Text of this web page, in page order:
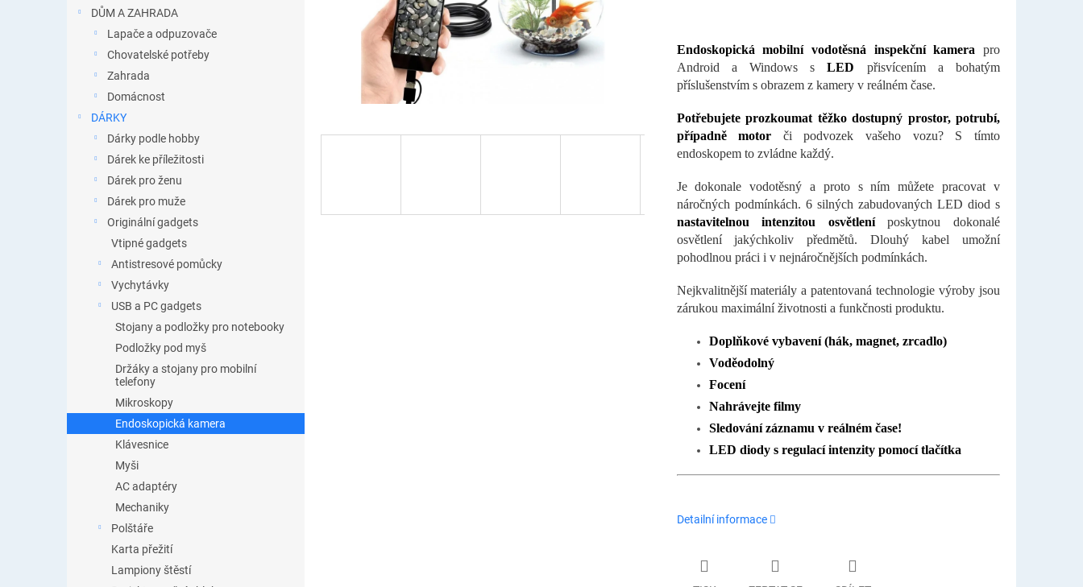
DŮM A ZAHRADA
Lapače a odpuzovače
Chovatelské potřeby
Zahrada
Domácnost
DÁRKY
Dárky podle hobby
Dárek ke příležitosti
Dárek pro ženu
Dárek pro muže
Originální gadgets
Vtipné gadgets
Antistresové pomůcky
Vychytávky
USB a PC gadgets
Stojany a podložky pro notebooky
Podložky pod myš
Držáky a stojany pro mobilní
telefony
Mikroskopy
Endoskopická kamera
Klávesnice
Myši
AC adaptéry
Mechaniky
Polštáře
Karta přežití
Lampiony štěstí
Endoskopická mobilní vodotěsná inspekční kamera pro
Android a Windows sLED
přisvícením a bohatým
příslušenstvím s obrazem z kamery v reálném čase.
Potřebujete prozkoumat těžko dostupný prostor, potrubí,
případně motor
či podvozek vašeho vozu? S tímto
endoskopem to zvládne každý.
Je dokonale vodotěsný a proto s ním můžete pracovat v
náročných podmínkách. 6 silných zabudovaných LED diod s
nastavitelnou intenzitou osvětleníposkytnou dokonalé
osvětlení jakýchkoliv předmětů. Dlouhý kabel umožní
pohodlnou práci i v nejnáročnějších podmínkách.
Nejkvalitnější materiály a patentovaná technologie výroby jsou
zárukou maximální životnosti a funkčnosti produktu.
Doplňkové vybavení (hák, magnet, zrcadlo)
Voděodolný
Focení
Nahrávejte filmy
Sledování záznamu v reálném čase!
LED diody s regulací intenzity pomocí tlačítka
Detailní informace